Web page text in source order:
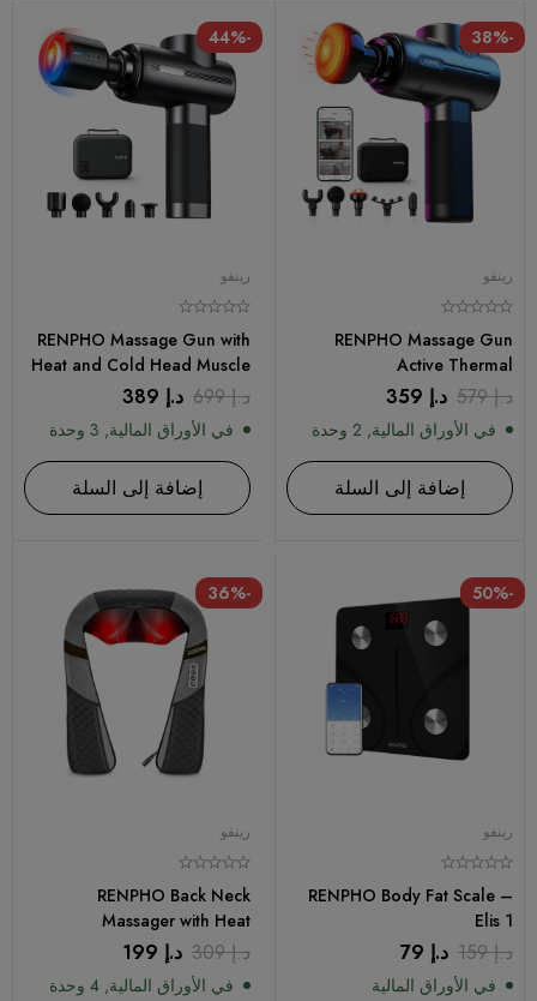
-38%
رينفو
RENPHO Massage Gun
Active Thermal
د.إ579 د.إ
في الأوراق المالية, 2 وحدة
إضافة إلى السلة
-44%
رينفو
RENPHO Massage Gun with
Heat and Cold Head Muscle
Massage Gun
د.إ699 د.إ
في الأوراق المالية, 3 وحدة
إضافة إلى السلة
-50%
رينفو
RENPHO Body Fat Scale –
Elis 1
د.إ159 د.إ
في الأوراق المالية
-36%
رينفو
RENPHO Back Neck
Massager with Heat
د.إ309 د.إ
في الأوراق المالية, 4 وحدة